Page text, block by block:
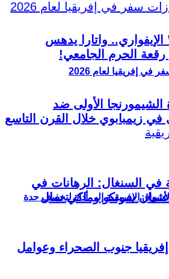
الإفريقية إلى أداة لتخفيف حدة
واتارا يدهس
رقعة الحرم الجامعي!
الأولى ضد
في زيمبابوي خلال القرن التاسع
في السنغال: الرهانات في
عثمان سونكو وماكي سال
جنوب الصحراء وعوامل